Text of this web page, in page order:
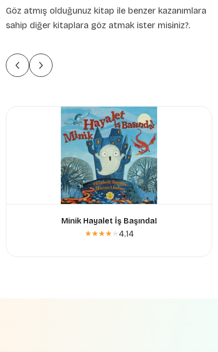
Göz atmış olduğunuz kitap ile benzer kazanımlara
sahip diğer kitaplara göz atmak ister misiniz?.
Minik Hayalet İş Başında!
★★★★★
★★★★★4.14